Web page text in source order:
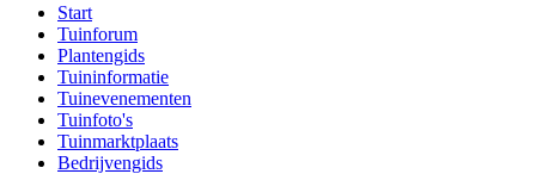
Start
Tuinforum
Plantengids
Tuininformatie
Tuinevenementen
Tuinfoto's
Tuinmarktplaats
Bedrijvengids